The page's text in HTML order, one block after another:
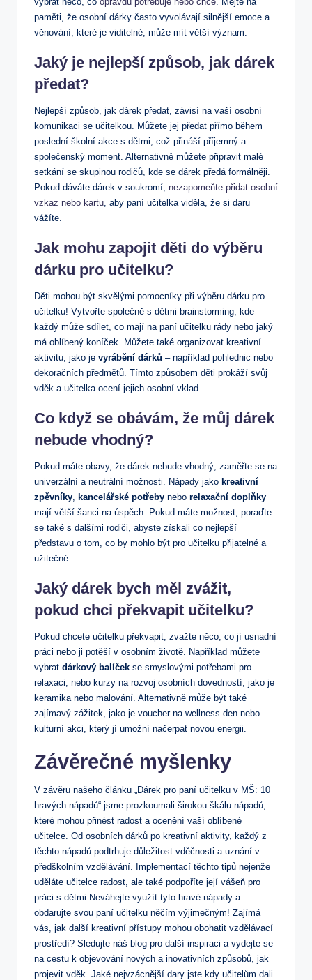
paměti, že osobní dárky často vyvolávají silnější emoce a
věnování, které je viditelné, může mít větší význam.
Jaký je nejlepší způsob, jak dárek
předat?
Nejlepší způsob, jak dárek předat, závisí na vaší osobní
komunikaci se učitelkou. Můžete jej předat přímo během
poslední školní akce s dětmi, což přináší příjemný a
společenský moment. Alternativně můžete připravit malé
setkání se skupinou rodičů, kde se dárek předá formálněji.
Pokud dáváte dárek v soukromí, nezapomeňte přidat osobní
vzkaz nebo kartu, aby paní učitelka viděla, že si daru
vážíte.
Jak mohu zapojit děti do výběru
dárku pro učitelku?
Děti mohou být skvělými pomocníky při výběru dárku pro
učitelku! Vytvořte společně s dětmi brainstorming, kde
každý může sdílet, co mají na paní učitelku rády nebo jaký
má oblíbený koníček. Můžete také organizovat kreativní
aktivitu, jako je vyrábění dárků – například pohlednic nebo
dekoračních předmětů. Tímto způsobem děti prokáží svůj
vděk a učitelka ocení jejich osobní vklad.
Co když se obávám, že můj dárek
nebude vhodný?
Pokud máte obavy, že dárek nebude vhodný, zaměřte se na
univerzální a neutrální možnosti. Nápady jako kreativní
zpěvníky, kancelářské potřeby nebo relaxační doplňky
mají větší šanci na úspěch. Pokud máte možnost, poraďte
se také s dalšími rodiči, abyste získali co nejlepší
představu o tom, co by mohlo být pro učitelku přijatelné a
užitečné.
Jaký dárek bych měl zvážit,
pokud chci překvapit učitelku?
Pokud chcete učitelku překvapit, zvažte něco, co jí usnadní
práci nebo ji potěší v osobním životě. Například můžete
vybrat dárkový balíček se smyslovými potřebami pro
relaxaci, nebo kurzy na rozvoj osobních dovedností, jako je
keramika nebo malování. Alternativně může být také
zajímavý zážitek, jako je voucher na wellness den nebo
kulturní akci, který jí umožní načerpat novou energii.
Závěrečné myšlenky
V závěru našeho článku „Dárek pro paní učitelku v MŠ: 10
hravých nápadů“ jsme prozkoumali širokou škálu nápadů,
které mohou přinést radost a ocenění vaší oblíbené
učitelce. Od osobních dárků po kreativní aktivity, každý z
těchto nápadů podtrhuje důležitost vděčnosti a uznání v
předškolním vzdělávání. Implementací těchto tipů nejenže
uděláte učitelce radost, ale také podpoříte její vášeň pro
práci s dětmi.Neváhejte využít tyto hravé nápady a
obdarujte svou paní učitelku něčím výjimečným! Zajímá
vás, jak další kreativní přístupy mohou obohatit vzdělávací
prostředí? Sledujte náš blog pro další inspiraci a vydejte se
na cestu k objevování nových a inovativních způsobů, jak
projevit vděk. Jaké nejvzácnější dary jste kdy učitelům dali